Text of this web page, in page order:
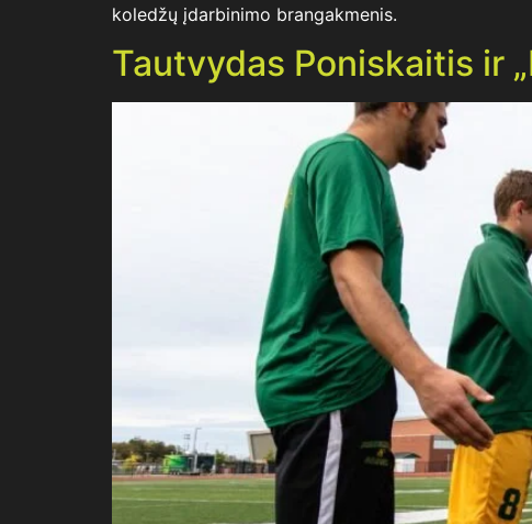
koledžų įdarbinimo brangakmenis.
Tautvydas Poniskaitis ir